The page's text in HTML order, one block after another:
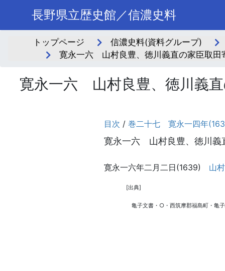
長野県立歴史館／信濃史料
トップページ 信濃史料(資料グループ)
寛永一六 山村良豊、徳川義直の家臣取田
寛永一六 山村良豊、徳川義直